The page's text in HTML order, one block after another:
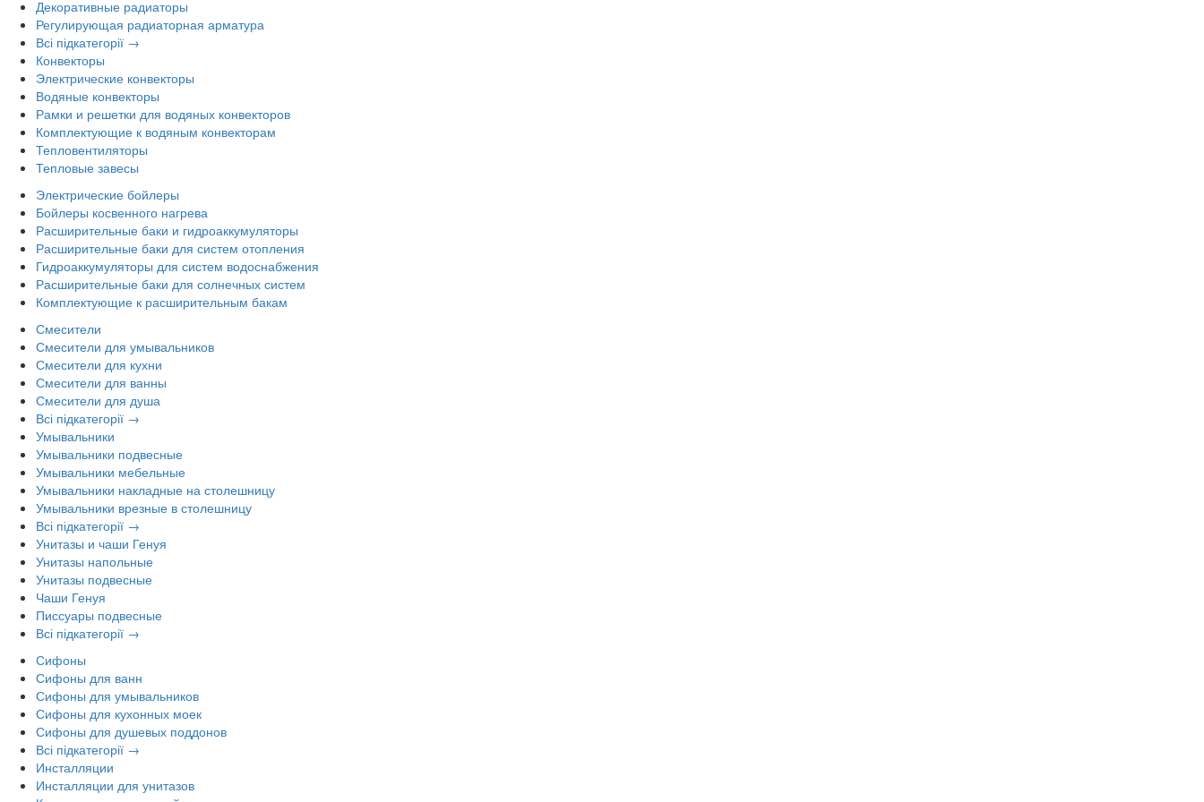
Декоративные радиаторы
Регулирующая радиаторная арматура
Всі підкатегорії →
Конвекторы
Электрические конвекторы
Водяные конвекторы
Рамки и решетки для водяных конвекторов
Комплектующие к водяным конвекторам
Тепловентиляторы
Тепловые завесы
Электрические бойлеры
Бойлеры косвенного нагрева
Расширительные баки и гидроаккумуляторы
Расширительные баки для систем отопления
Гидроаккумуляторы для систем водоснабжения
Расширительные баки для солнечных систем
Комплектующие к расширительным бакам
Смесители
Смесители для умывальников
Смесители для кухни
Смесители для ванны
Смесители для душа
Всі підкатегорії →
Умывальники
Умывальники подвесные
Умывальники мебельные
Умывальники накладные на столешницу
Умывальники врезные в столешницу
Всі підкатегорії →
Унитазы и чаши Генуя
Унитазы напольные
Унитазы подвесные
Чаши Генуя
Писсуары подвесные
Всі підкатегорії →
Сифоны
Сифоны для ванн
Сифоны для умывальников
Сифоны для кухонных моек
Сифоны для душевых поддонов
Всі підкатегорії →
Инсталляции
Инсталляции для унитазов